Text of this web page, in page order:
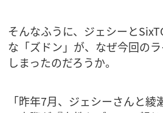
そんなふうに、ジェシーと
な「ズドン」が、なぜ今回の
しまったのだろうか。
「昨年7月、ジェシーさんと綾